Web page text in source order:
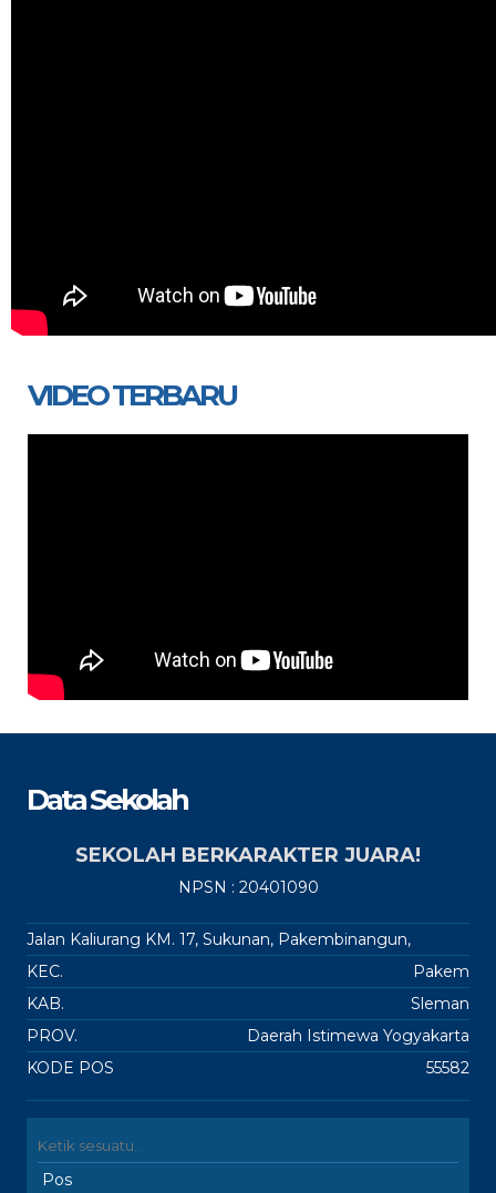
VIDEO TERBARU
Data Sekolah
SEKOLAH BERKARAKTER JUARA!
NPSN : 20401090
Jalan Kaliurang KM. 17, Sukunan, Pakembinangun,
KEC.
Pakem
KAB.
Sleman
PROV.
Daerah Istimewa Yogyakarta
KODE POS
55582